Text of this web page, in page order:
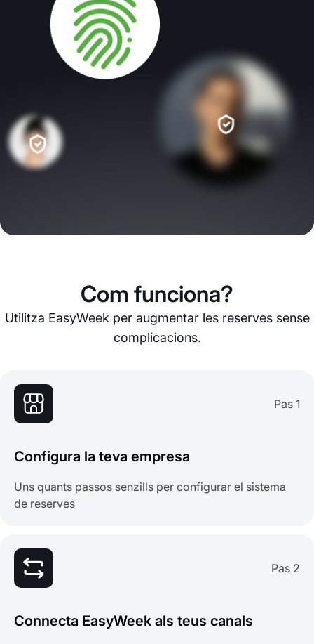
Com funciona?
Utilitza EasyWeek per augmentar les reserves sense
complicacions.
Pas 1
Configura la teva empresa
Uns quants passos senzills per configurar el sistema
de reserves
Pas 2
Connecta EasyWeek als teus canals